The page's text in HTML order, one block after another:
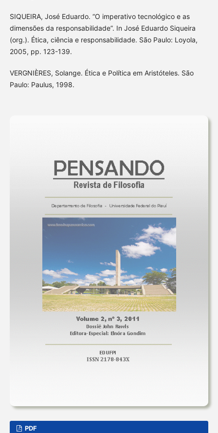
SIQUEIRA, José Eduardo. “O imperativo tecnológico e as
dimensões da responsabilidade”. In José Eduardo Siqueira
(org.). Ética, ciência e responsabilidade. São Paulo: Loyola,
2005, pp. 123-139.
VERGNIÈRES, Solange. Ética e Política em Aristóteles. São
Paulo: Paulus, 1998.
PDF